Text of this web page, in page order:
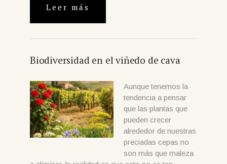
Leer más
Biodiversidad en el viñedo de cava
Aunque tenemos la
tendencia a pensar
que las plantas que
pueden crecer
alrededor de nuestras
preciadas cepas no
son más que maleza